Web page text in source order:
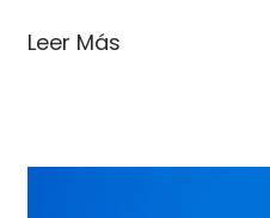
Leer Más